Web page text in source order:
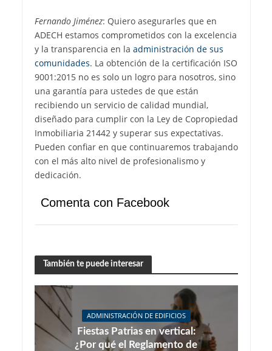
Fernando Jiménez: Quiero asegurarles que en
ADECH estamos comprometidos con la excelencia
y la transparencia en la administración de sus
comunidades. La obtención de la certificación ISO
9001:2015 no es solo un logro para nosotros, sino
una garantía para ustedes de que están
recibiendo un servicio de calidad mundial,
diseñado para cumplir con la Ley de Copropiedad
Inmobiliaria 21442 y superar sus expectativas.
Pueden confiar en que continuaremos trabajando
con el más alto nivel de profesionalismo y
dedicación.
Comenta con Facebook
También te puede interesar
ADMINISTRACIÓN DE EDIFICIOS
Fiestas Patrias en vertical:
¿Por qué el Reglamento de